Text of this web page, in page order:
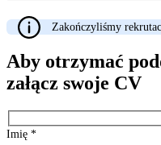
Zakończyliśmy
Aby otrzymać
załącz swoje CV
Imię *